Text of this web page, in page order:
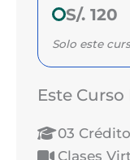
S/. 120
Solo este
Este
03
Clases